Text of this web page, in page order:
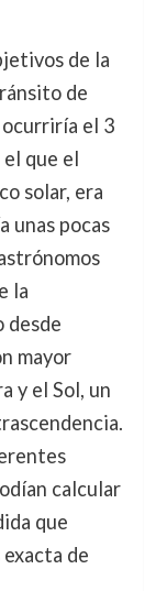
de la
de
el 3
que el
solar, era
unas pocas
la
desde
mayor
y el Sol, un
calcular
que
de